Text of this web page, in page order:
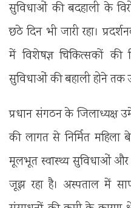
सुविधाओं की बदहाली के
छठे दिन भी जारी रहा।
में विशेषज्ञ चिकित्सकों की
सुविधाओं की बहाली होने तक
प्रधान संगठन के जिलाध्यक्ष
की लागत से निर्मित
मूलभूत स्वास्थ्य सुविधाओं
जूझ रहा है। अस्पताल में